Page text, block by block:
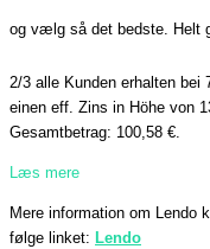
og vælg så det bedste. Helt
2/3 alle Kunden erhalten bei
einen eff. Zins in Höhe von
Gesamtbetrag: 100,58 €.
Læs mere
Mere information om Lendo
følge linket: Lendo